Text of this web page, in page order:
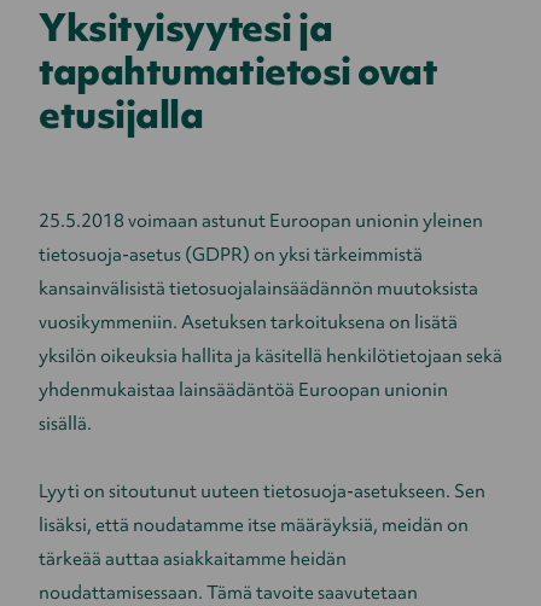
Yksityisyytesi ja
tapahtumatietosi ovat
etusijalla
25.5.2018 voimaan astunut Euroopan unionin yleinen
tietosuoja-asetus (GDPR) on yksi tärkeimmistä
kansainvälisistä tietosuojalainsäädännön muutoksista
vuosikymmeniin. Asetuksen tarkoituksena on lisätä
yksilön oikeuksia hallita ja käsitellä henkilötietojaan sekä
yhdenmukaistaa lainsäädäntöä Euroopan unionin
sisällä.
Lyyti on sitoutunut uuteen tietosuoja-asetukseen. Sen
lisäksi, että noudatamme itse määräyksiä, meidän on
tärkeää auttaa asiakkaitamme heidän
noudattamisessaan. Tämä tavoite saavutetaan